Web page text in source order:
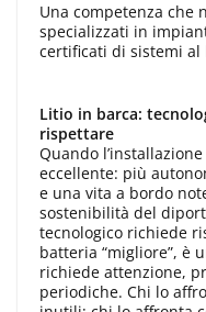
Una competenza che
specializzati in
certificati di sistemi
Litio in barca:
rispettare
Quando
eccellente: più
e una vita a bordo
sostenibilità del
tecnologico richiede
batteria “migliore”, è
richiede attenzione,
periodiche. Chi lo